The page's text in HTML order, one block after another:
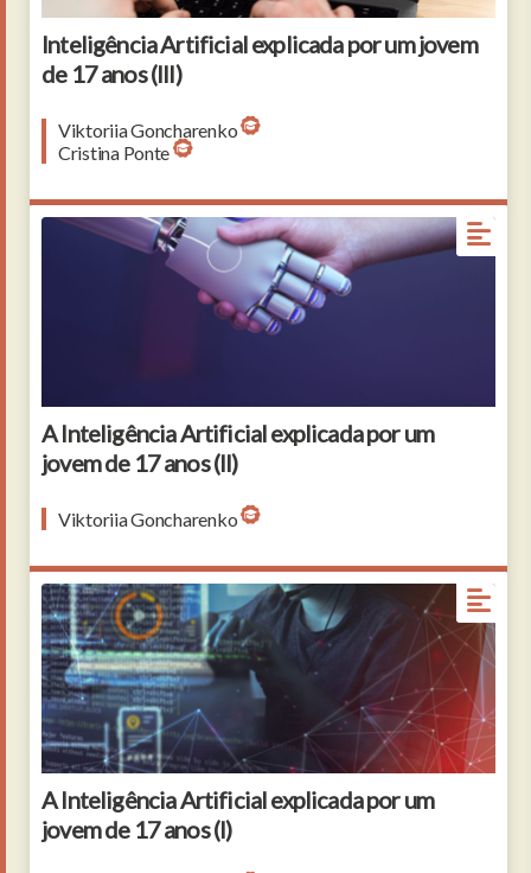
Inteligência Artificial explicada por um jovem
de 17 anos (III)
Viktoriia Goncharenko
Cristina Ponte
Robot handshake human background, futuristic
digital age
A Inteligência Artificial explicada por um
jovem de 17 anos (II)
Viktoriia Goncharenko
A Inteligência Artificial explicada por um
jovem de 17 anos (I)